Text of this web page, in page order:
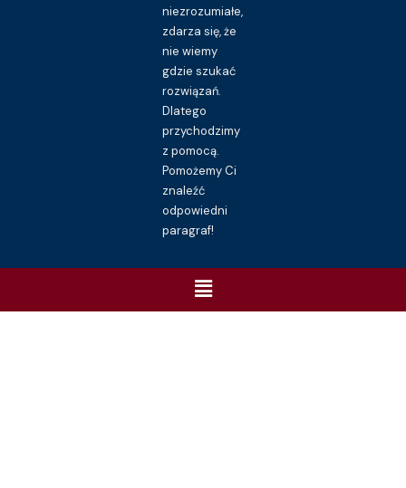
niezrozumiałe,
zdarza się, że
nie wiemy
gdzie szukać
rozwiązań.
Dlatego
przychodzimy
z pomocą.
Pomożemy Ci
znaleźć
odpowiedni
paragraf!
Menu